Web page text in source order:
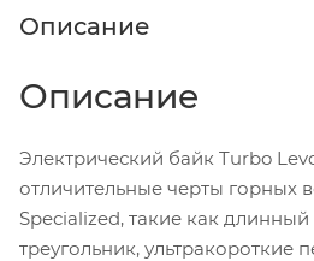
Описание
Описание
Электрический байк Turbo
отличительные черты горных
Specialized, такие как
треугольник, ультракороткие